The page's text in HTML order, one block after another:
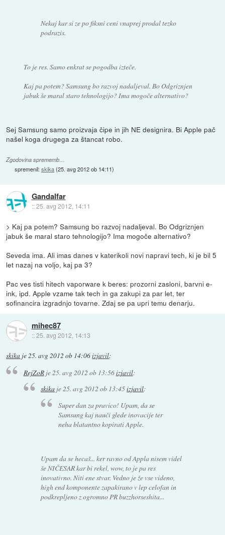
Nekaj kar si ze po fiksni ceni vnaprej prodal tezko
podrazis.
To je res. Samo enkrat se pogodba izteče.
Kaj pa potem? Samsung bo razvoj nadaljeval. Bo Odgriznjen
jabuk še maral staro tehnologijo? Ima mogoče alternativo?
Sej Samsung samo proizvaja čipe in jih NE designira. Bi Apple pač
našel koga drugega za štancat robo.
Zgodovina sprememb…
spremenil:skika(25. avg 2012 ob 14:11)
Gandalfar
::25. avg 2012, 14:11
> Kaj pa potem? Samsung bo razvoj nadaljeval. Bo Odgriznjen
jabuk še maral staro tehnologijo? Ima mogoče alternativo?
Seveda ima. Ali imas danes v katerikoli novi napravi tech, ki je bil 5
let nazaj na voljo, kaj pa 3?
Pac ves tisti hitech vaporware k beres: prozorni zasloni, barvni e-
ink, ipd. Apple vzame tak tech in ga zakupi za par let, ter
sofinancira izgradnjo tovarne. Zdaj se pa upri temu denarju.
mihec87
::25. avg 2012, 14:13
skika je25. avg 2012 ob 14:06izjavil:
RejZoRje 25. avg 2012 ob 13:56izjavil:
skika je25. avg 2012 ob 13:45izjavil:
Super dan za pravico! Upam, da se
Samsung kaj nauči glede inovacije ter
neha blatantno kopirati Apple.
Upam da se hecaš... ker ravno od Appla nisem videl
še NIČESAR kar bi rekel, wow, to je pa res
inovativno. Niti ene stvar. Vedno je že vse videno,
high end komponente zapakirano v lep celofan in
podkrepljeno z ogromno PR buzzhorseshita...